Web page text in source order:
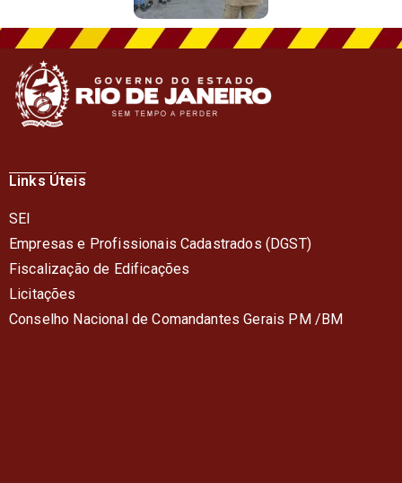
Links Úteis
SEI
Empresas e Profissionais Cadastrados (DGST)
Fiscalização de Edificações
Licitações
Conselho Nacional de Comandantes Gerais PM /BM